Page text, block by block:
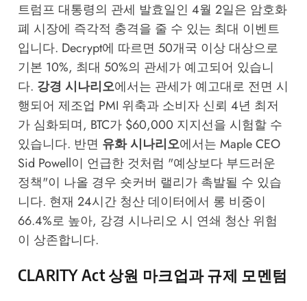
트럼프 대통령의 관세 발효일인 4월 2일은 암호화
폐 시장에 즉각적 충격을 줄 수 있는 최대 이벤트
입니다. Decrypt에 따르면 50개국 이상 대상으로
기본 10%, 최대 50%의 관세가 예고되어 있습니
다. 강경 시나리오에서는 관세가 예고대로 전면 시
행되어 제조업 PMI 위축과 소비자 신뢰 4년 최저
가 심화되며, BTC가 $60,000 지지선을 시험할 수
있습니다. 반면 유화 시나리오에서는 Maple CEO
Sid Powell이 언급한 것처럼 "예상보다 부드러운
정책"이 나올 경우 숏커버 랠리가 촉발될 수 있습
니다. 현재 24시간 청산 데이터에서 롱 비중이
66.4%로 높아, 강경 시나리오 시 연쇄 청산 위험
이 상존합니다.
CLARITY Act 상원 마크업과 규제 모멘텀